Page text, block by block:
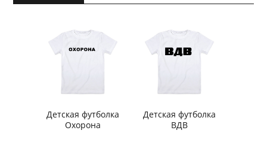
Детская футболка
Охорона
Детская футболка
ВДВ